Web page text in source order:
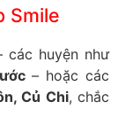
Smile
các huyện như
– hoặc các
Củ Chi, chắc